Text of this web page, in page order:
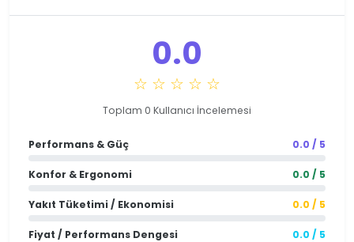
0.0
☆ ☆ ☆ ☆ ☆
Toplam 0 Kullanıcı İncelemesi
Performans & Güç 0.0 / 5
Konfor & Ergonomi 0.0 / 5
Yakıt Tüketimi / Ekonomisi 0.0 / 5
Fiyat / Performans Dengesi 0.0 / 5